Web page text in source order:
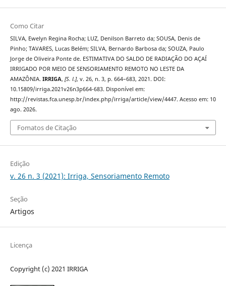
Como Citar
SILVA, Ewelyn Regina Rocha; LUZ, Denilson Barreto da; SOUSA, Denis de
Pinho; TAVARES, Lucas Belém; SILVA, Bernardo Barbosa da; SOUZA, Paulo
Jorge de Oliveira Ponte de. ESTIMATIVA DO SALDO DE RADIAÇÃO DO AÇAÍ
IRRIGADO POR MEIO DE SENSORIAMENTO REMOTO NO LESTE DA
AMAZÔNIA. IRRIGA, [S. l.], v. 26, n. 3, p. 664–683, 2021. DOI:
10.15809/irriga.2021v26n3p664-683. Disponível em:
http://revistas.fca.unesp.br/index.php/irriga/article/view/4447. Acesso em: 10
ago. 2026.
Fomatos de Citação
Edição
v. 26 n. 3 (2021): Irriga, Sensoriamento Remoto
Seção
Artigos
Licença
Copyright (c) 2021 IRRIGA